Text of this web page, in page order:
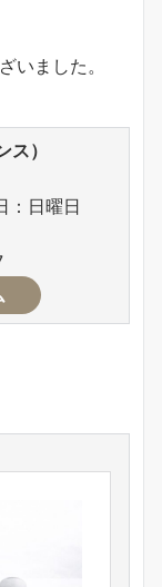
いました。
）
：日曜日